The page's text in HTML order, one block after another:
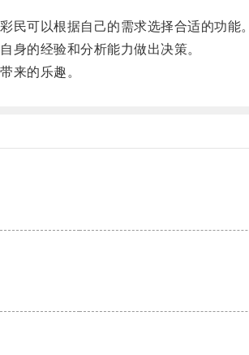
可以根据自己的需求选择合适的功能。
的经验和分析能力做出决策。
来的乐趣。